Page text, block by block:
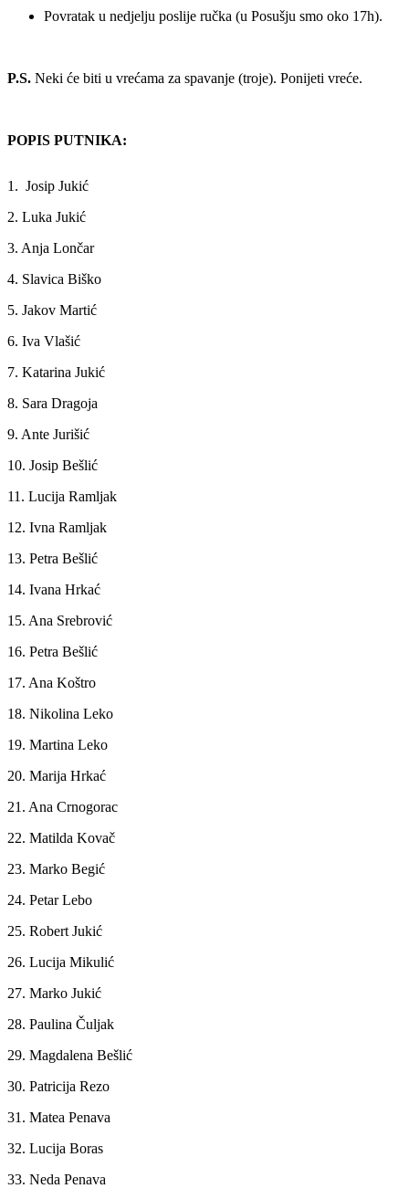
Povratak u nedjelju poslije ručka (u Posušju smo oko 17h).
P.S. Neki će biti u vrećama za spavanje (troje). Ponijeti vreće.
POPIS PUTNIKA:
1. Josip Jukić
2. Luka Jukić
3. Anja Lončar
4. Slavica Biško
5. Jakov Martić
6. Iva Vlašić
7. Katarina Jukić
8. Sara Dragoja
9. Ante Jurišić
10. Josip Bešlić
11. Lucija Ramljak
12. Ivna Ramljak
13. Petra Bešlić
14. Ivana Hrkać
15. Ana Srebrović
16. Petra Bešlić
17. Ana Koštro
18. Nikolina Leko
19. Martina Leko
20. Marija Hrkać
21. Ana Crnogorac
22. Matilda Kovač
23. Marko Begić
24. Petar Lebo
25. Robert Jukić
26. Lucija Mikulić
27. Marko Jukić
28. Paulina Čuljak
29. Magdalena Bešlić
30. Patricija Rezo
31. Matea Penava
32. Lucija Boras
33. Neda Penava